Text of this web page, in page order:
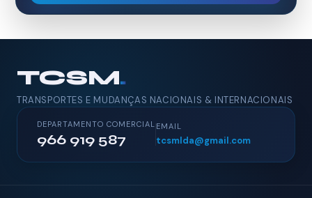
TCSM.
TRANSPORTES E MUDANÇAS NACIONAIS & INTERNACIONAIS
DEPARTAMENTO COMERCIAL
966 919 587
EMAIL
tcsmlda@gmail.com